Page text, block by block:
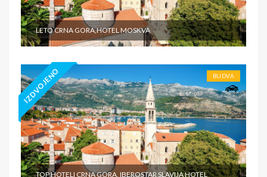
LETO CRNA GORA,HOTEL MOSKVA
IZDVOJENO BUDVA
TOP HOTELI CRNA GORA, IBEROSTAR SLAVIJA HOTEL